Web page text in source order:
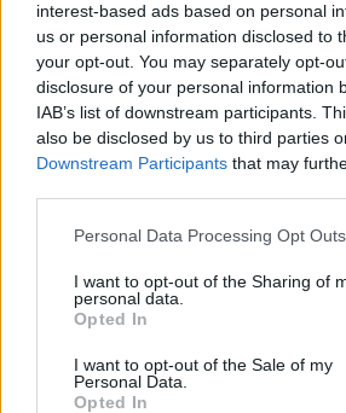
interest-based ads based on personal
us or personal information disclosed to
your opt-out. You may separately opt-
disclosure of your personal information
IAB’s list of downstream participants.
also be disclosed by us to third parties
Downstream Participants that may
Personal Data Processing Opt Outs
I want to opt-out of the Sharing of
personal data.
Opted In
I want to opt-out of the Sale of my
Personal Data.
Opted In
χάρτες σκόνης
χάρτες
UV